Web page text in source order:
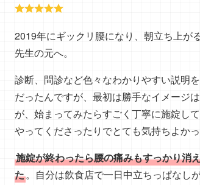
2019年にギックリ腰になり、朝立ち上が
先生の元へ。
診断、問診など色々なわかりやすい説明
だったんですが、最初は勝手なイメージ
が、始まってみたらすごく丁寧に施錠し
やってくださったりでとても気持ちよかっ
施錠が終わったら腰の痛みもすっかり消
た。自分は飲食店で一日中立ちっぱなし